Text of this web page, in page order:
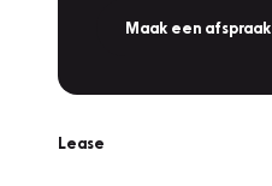
Maak een afspraak
Lease